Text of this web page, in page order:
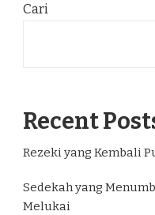
Cari
Recent
Rezeki yang Kembali
Sedekah yang
Melukai